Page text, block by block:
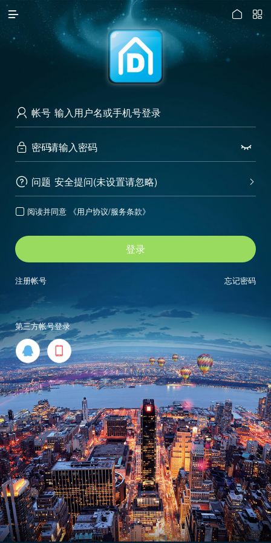
访问电脑版
 

 帐号
 密码 
 问题 
安全提问(未设置请忽略)
 阅读并同意 《用户协议/服务条款》
登录
忘记密码
注册帐号
第三方帐号登录
 